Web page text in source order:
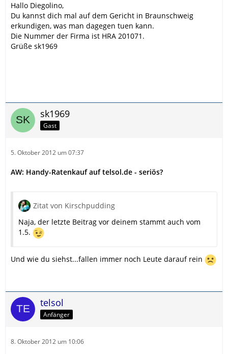
Hallo Diegolino,
Du kannst dich mal auf dem Gericht in Braunschweig
erkundigen, was man dagegen tuen kann.
Die Nummer der Firma ist HRA 201071.
Grüße sk1969
sk1969
Gast
5. Oktober 2012 um 07:37
AW: Handy-Ratenkauf auf telsol.de - seriös?
Zitat von Kirschpudding
Naja, der letzte Beitrag vor deinem stammt auch vom
1.5.
Und wie du siehst...fallen immer noch Leute darauf rein
telsol
Anfänger
8. Oktober 2012 um 10:06